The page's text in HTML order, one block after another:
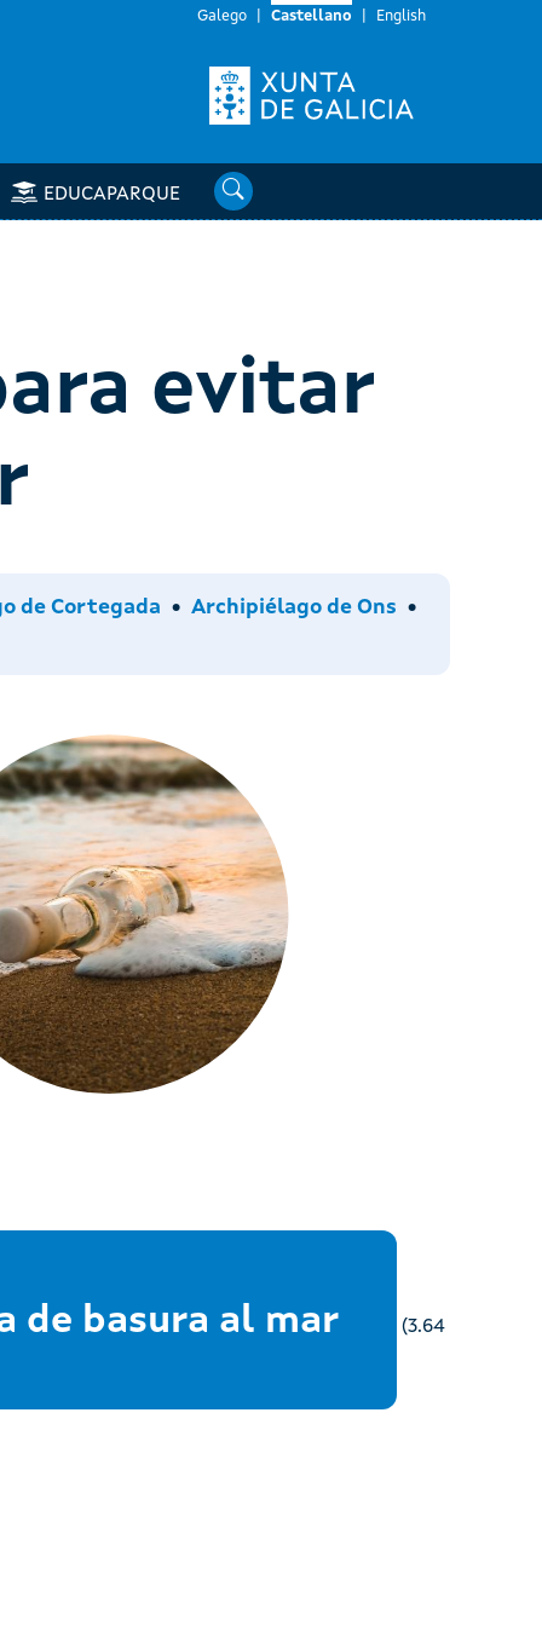
Galego Castellano English
EDUCAPARQUE Buscar
evitar
de Cortegada Archipiélago de Ons
de basura al mar (3.64